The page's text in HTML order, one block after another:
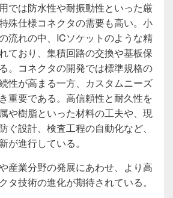
では防水性や耐振動性といった厳
殊仕様コネクタの需要も高い。小
流れの中、ICソケットのような精
ており、集積回路の交換や基板保
。コネクタの開発では標準規格の
性が高まる一方、カスタムニーズ
重要である。高信頼性と耐久性を
や樹脂といった材料の工夫や、現
ぐ設計、検査工程の自動化など、
が進行している。
産業分野の発展にあわせ、より高
タ技術の進化が期待されている。